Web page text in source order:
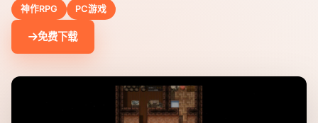
神作RPG PC游戏
免费下载